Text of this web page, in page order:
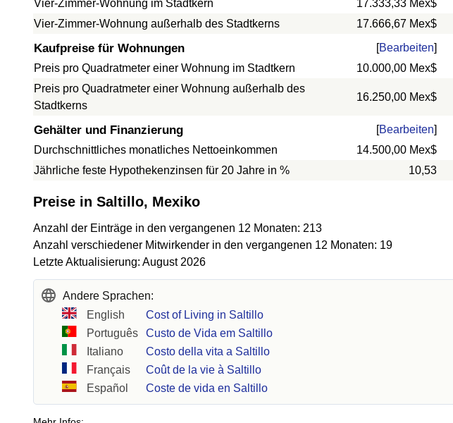
Vier-Zimmer-Wohnung im Stadtkern 17.333,33 Mex$
Vier-Zimmer-Wohnung außerhalb des Stadtkerns 17.666,67 Mex$
Kaufpreise für Wohnungen [Bearbeiten]
Preis pro Quadratmeter einer Wohnung im Stadtkern
10.000,00 Mex$
Preis pro Quadratmeter einer Wohnung außerhalb des
Stadtkerns
16.250,00 Mex$
Gehälter und Finanzierung [Bearbeiten]
Durchschnittliches monatliches Nettoeinkommen
14.500,00 Mex$
Jährliche feste Hypothekenzinsen für 20 Jahre in %
10,53
Preise in Saltillo, Mexiko
Anzahl der Einträge in den vergangenen 12 Monaten: 213
Anzahl verschiedener Mitwirkender in den vergangenen 12 Monaten: 19
Letzte Aktualisierung: August 2026
Andere Sprachen:
English
Cost of Living in Saltillo
Português
Custo de Vida em Saltillo
Italiano
Costo della vita a Saltillo
Français
Coût de la vie à Saltillo
Español
Coste de vida en Saltillo